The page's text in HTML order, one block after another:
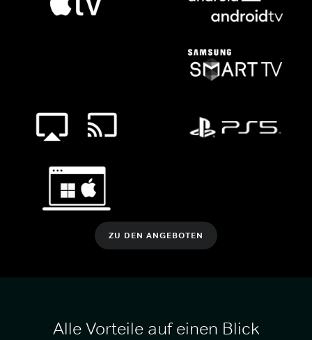
ZU DEN ANGEBOTEN
Alle Vorteile auf einen Blick